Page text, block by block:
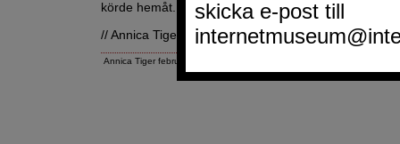
körde hemåt.
// Annica Tiger
Annica Tiger februari 22, 2007 3:23 EM